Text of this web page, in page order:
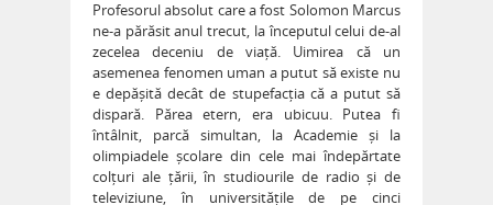
Profesorul absolut care a fost Solomon Marcus
ne-a părăsit anul trecut, la începutul celui de-al
zecelea deceniu de viață. Uimirea că un
asemenea fenomen uman a putut să existe nu
e depășită decât de stupefacția că a putut să
dispară. Părea etern, era ubicuu. Putea fi
întâlnit, parcă simultan, la Academie și la
olimpiadele școlare din cele mai îndepărtate
colțuri ale țării, în studiourile de radio și de
televiziune, în universitățile de pe cinci